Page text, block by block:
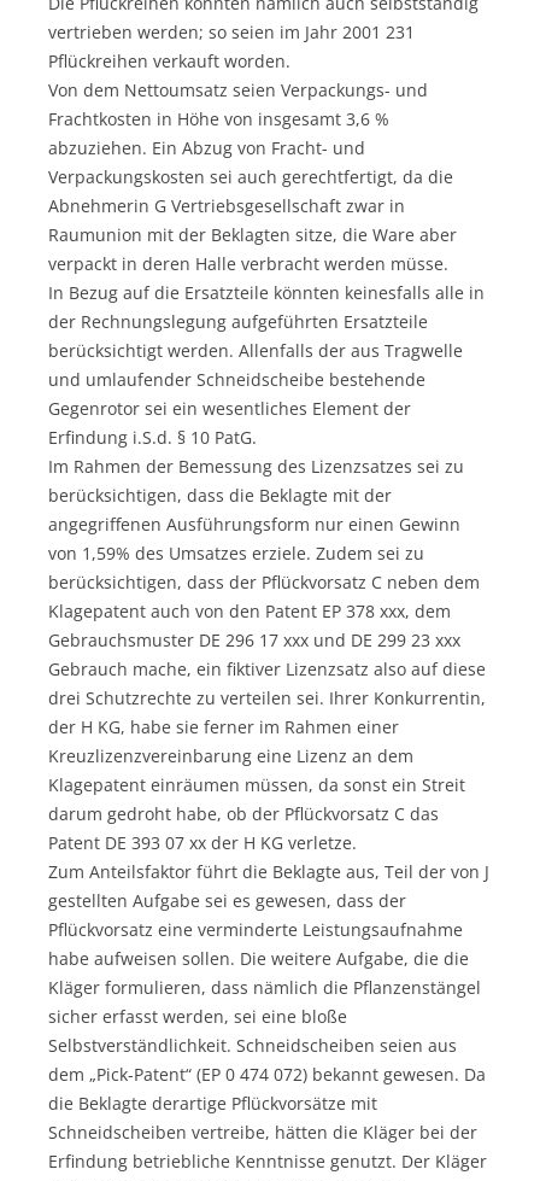
vertrieben werden; so seien im Jahr 2001 231
Pflückreihen verkauft worden.
Von dem Nettoumsatz seien Verpackungs- und
Frachtkosten in Höhe von insgesamt 3,6 %
abzuziehen. Ein Abzug von Fracht- und
Verpackungskosten sei auch gerechtfertigt, da die
Abnehmerin G Vertriebsgesellschaft zwar in
Raumunion mit der Beklagten sitze, die Ware aber
verpackt in deren Halle verbracht werden müsse.
In Bezug auf die Ersatzteile könnten keinesfalls alle in
der Rechnungslegung aufgeführten Ersatzteile
berücksichtigt werden. Allenfalls der aus Tragwelle
und umlaufender Schneidscheibe bestehende
Gegenrotor sei ein wesentliches Element der
Erfindung i.S.d. § 10 PatG.
Im Rahmen der Bemessung des Lizenzsatzes sei zu
berücksichtigen, dass die Beklagte mit der
angegriffenen Ausführungsform nur einen Gewinn
von 1,59% des Umsatzes erziele. Zudem sei zu
berücksichtigen, dass der Pflückvorsatz C neben dem
Klagepatent auch von den Patent EP 378 xxx, dem
Gebrauchsmuster DE 296 17 xxx und DE 299 23 xxx
Gebrauch mache, ein fiktiver Lizenzsatz also auf diese
drei Schutzrechte zu verteilen sei. Ihrer Konkurrentin,
der H KG, habe sie ferner im Rahmen einer
Kreuzlizenzvereinbarung eine Lizenz an dem
Klagepatent einräumen müssen, da sonst ein Streit
darum gedroht habe, ob der Pflückvorsatz C das
Patent DE 393 07 xx der H KG verletze.
Zum Anteilsfaktor führt die Beklagte aus, Teil der von J
gestellten Aufgabe sei es gewesen, dass der
Pflückvorsatz eine verminderte Leistungsaufnahme
habe aufweisen sollen. Die weitere Aufgabe, die die
Kläger formulieren, dass nämlich die Pflanzenstängel
sicher erfasst werden, sei eine bloße
Selbstverständlichkeit. Schneidscheiben seien aus
dem „Pick-Patent“ (EP 0 474 072) bekannt gewesen. Da
die Beklagte derartige Pflückvorsätze mit
Schneidscheiben vertreibe, hätten die Kläger bei der
Erfindung betriebliche Kenntnisse genutzt. Der Kläger